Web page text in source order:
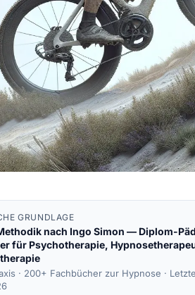
GRUNDLAGE
nach Ingo Simon — Diplom-
für Psychotherapie,
· 200+ Fachbücher zur Hypnose ·